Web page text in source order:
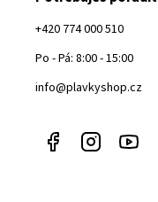
+420 774 000 510
Po - Pá: 8:00 - 15:00
info@plavkyshop.cz